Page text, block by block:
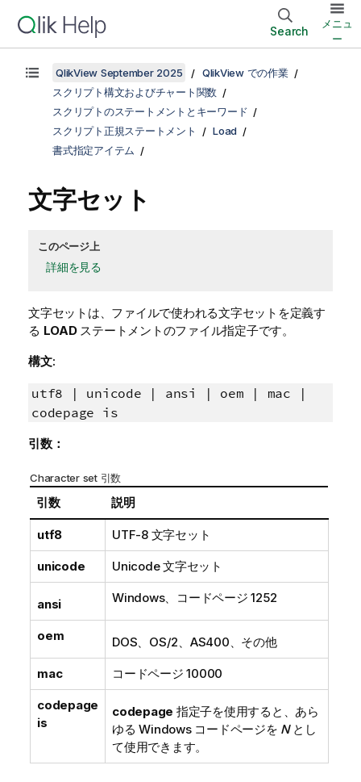
Search
メニュ
ー
QlikView September 2025
QlikView での作業
スクリプト構文およびチャート関数
スクリプトのステートメントとキーワード
スクリプト正規ステートメント
Load
書式指定アイテム
文字セット
このページ上
詳細を見る
文字セットは、ファイルで使われる文字セットを定義す
る LOADステートメントのファイル指定子です。
構文:
utf8 | unicode | ansi | oem | mac |
codepage is
引数：
Character set 引数
引数 説明
utf8 UTF-8文字セット
unicode Unicode文字セット
ansi Windows、コードページ1252
oem DOS、 OS/2、 AS400、その他
mac コードページ10000
codepage
is
codepage 指定子を使用すると、あら
ゆるWindowsコードページを Nとし
て使用できます。